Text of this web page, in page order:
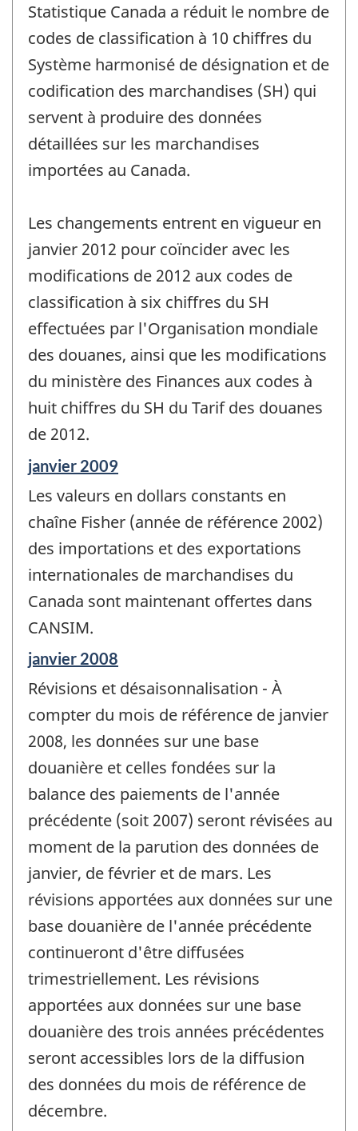
référence
de
-
Statistique Canada a réduit le nombre de
codes de classification à 10 chiffres du
Système harmonisé de désignation et de
codification des marchandises (SH) qui
servent à produire des données
détaillées sur les marchandises
importées au Canada.
Les changements entrent en vigueur en
janvier 2012 pour coïncider avec les
modifications de 2012 aux codes de
classification à six chiffres du SH
effectuées par l'Organisation mondiale
des douanes, ainsi que les modifications
du ministère des Finances aux codes à
huit chiffres du SH du Tarif des douanes
de 2012.
Période
référence
de
-
janvier 2009
Les valeurs en dollars constants en
chaîne Fisher (année de référence 2002)
des importations et des exportations
internationales de marchandises du
Canada sont maintenant offertes dans
CANSIM.
Période
référence
de
changement
-
janvier 2008
Révisions et désaisonnalisation - À
compter du mois de référence de janvier
2008, les données sur une base
douanière et celles fondées sur la
balance des paiements de l'année
précédente (soit 2007) seront révisées au
moment de la parution des données de
janvier, de février et de mars. Les
révisions apportées aux données sur une
base douanière de l'année précédente
continueront d'être diffusées
trimestriellement. Les révisions
apportées aux données sur une base
douanière des trois années précédentes
seront accessibles lors de la diffusion
des données du mois de référence de
décembre.